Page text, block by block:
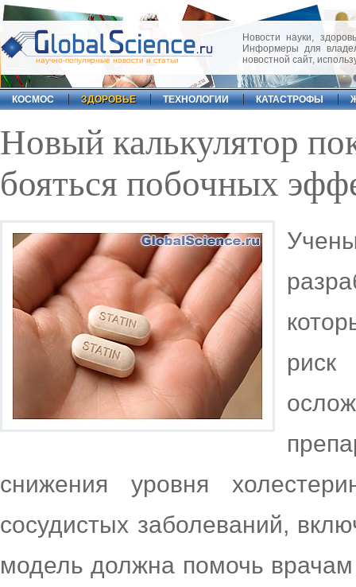
научно-популярные новости и статьи
Новости науки,
Информеры для
новостной сайт,
КОСМОС ЗДОРОВЬЕ ТЕХНОЛОГИИ КАТАСТРОФЫ
Новый калькулятор
бояться побочных
снижения уровня
сосудистых заболеваний,
модель должна помочь